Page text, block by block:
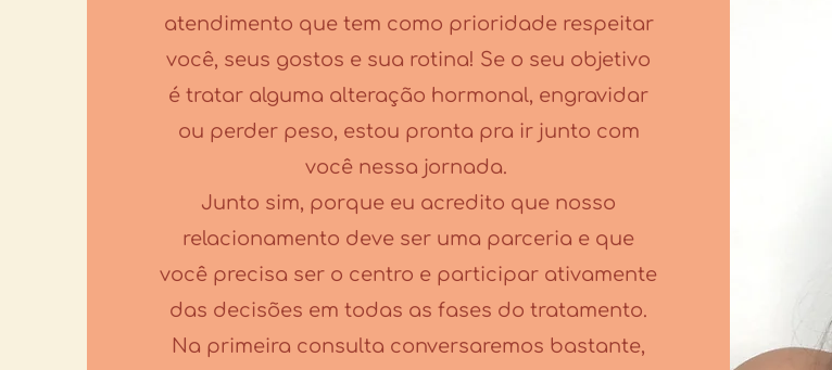
atendimento que tem como prioridade respeitar
você, seus gostos e sua rotina! Se o seu objetivo
é tratar alguma alteração hormonal, engravidar
ou perder peso, estou pronta pra ir junto com
você nessa jornada.
Junto sim, porque eu acredito que nosso
relacionamento deve ser uma parceria e que
você precisa ser o centro e participar ativamente
das decisões em todas as fases do tratamento.
Na primeira consulta conversaremos bastante,